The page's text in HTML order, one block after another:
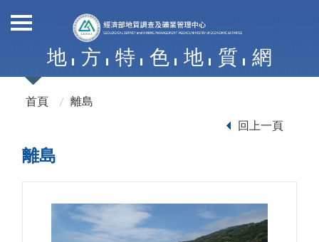
地 方 特 色 地 質 網
首頁 離島
回上一頁
離島